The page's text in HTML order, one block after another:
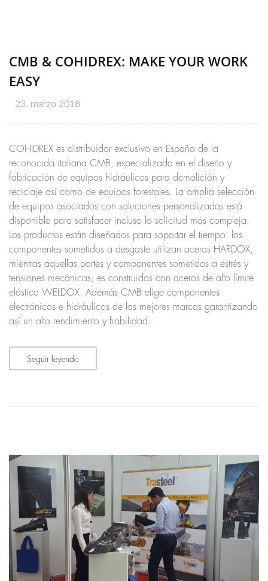
CMB & COHIDREX: MAKE YOUR WORK
EASY
23. marzo 2018
COHIDREX es distribuidor exclusivo en España de la
reconocida italiana CMB, especializada en el diseño y
fabricación de equipos hidráulicos para demolición y
reciclaje así como de equipos forestales. La amplia selección
de equipos asociados con soluciones personalizadas está
disponible para satisfacer incluso la solicitud más compleja.
Los productos están diseñados para soportar el tiempo: los
componentes sometidos a desgaste utilizan aceros HARDOX,
mientras aquellas partes y componentes sometidos a estrés y
tensiones mecánicas, es construidos con aceros de alto límite
elástico WELDOX. Además CMB elige componentes
electrónicos e hidráulicos de las mejores marcas garantizando
así un alto rendimiento y fiabilidad.
Seguir leyendo